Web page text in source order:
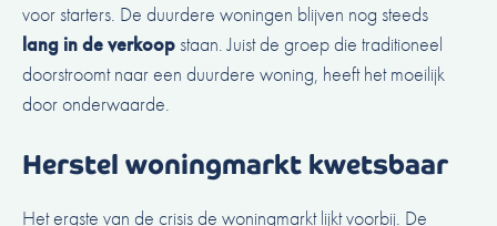
voor starters. De duurdere woningen blijven nog steeds
lang in de verkoopstaan. Juist de groep die traditioneel
doorstroomt naar een duurdere woning, heeft het moeilijk
door onderwaarde.
Herstel woningmarkt kwetsbaar
Het ergste van de crisis de woningmarkt lijkt voorbij. De